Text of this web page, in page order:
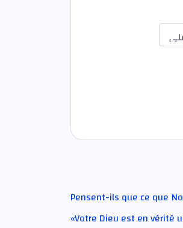
Pensent-ils que ce que
«Votre Dieu est en vérité